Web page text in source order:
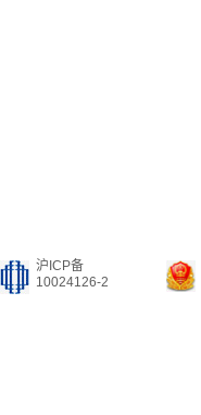
沪ICP备
10024126-2